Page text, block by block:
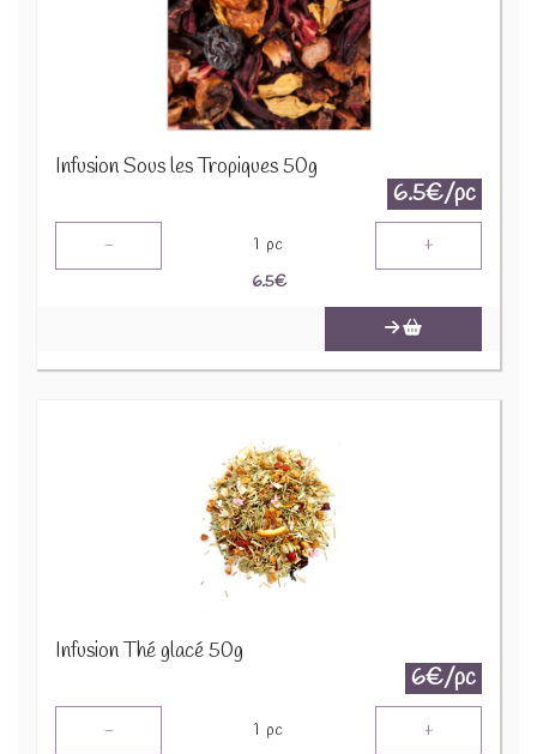
Infusion Sous les Tropiques 50g
6.5€/pc
- 1 pc +
6.5€
Infusion Thé glacé 50g
6€/pc
- 1 pc +